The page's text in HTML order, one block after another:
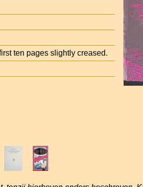
ten pages slightly creased.